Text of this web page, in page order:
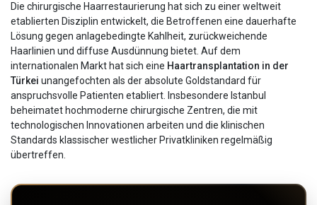
Die chirurgische Haarrestaurierung hat sich zu einer weltweit
etablierten Disziplin entwickelt, die Betroffenen eine dauerhafte
Lösung gegen anlagebedingte Kahlheit, zurückweichende
Haarlinien und diffuse Ausdünnung bietet. Auf dem
internationalen Markt hat sich eine Haartransplantation in der
Türkei unangefochten als der absolute Goldstandard für
anspruchsvolle Patienten etabliert. Insbesondere Istanbul
beheimatet hochmoderne chirurgische Zentren, die mit
technologischen Innovationen arbeiten und die klinischen
Standards klassischer westlicher Privatkliniken regelmäßig
übertreffen.